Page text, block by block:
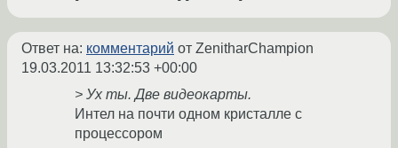
Ответ на: комментарий от ZenitharChampion
19.03.2011 13:32:53 +00:00
> Ух ты. Две видеокарты.
Интел на почти одном кристалле с
процессором